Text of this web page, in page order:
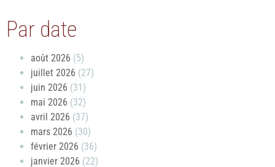
Par date
août 2026 (5)
juillet 2026 (27)
juin 2026 (31)
mai 2026 (32)
avril 2026 (37)
mars 2026 (30)
février 2026 (36)
janvier 2026 (22)